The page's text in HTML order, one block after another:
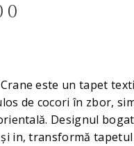
este un tapet
de cocori în zbor,
Designul
in, transformă